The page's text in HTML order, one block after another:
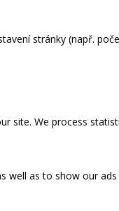
stránky (např.
site. We process
well as to show our